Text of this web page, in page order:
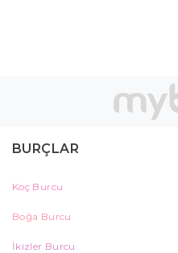
BURÇLAR
Koç Burcu
Boğa Burcu
İkizler Burcu